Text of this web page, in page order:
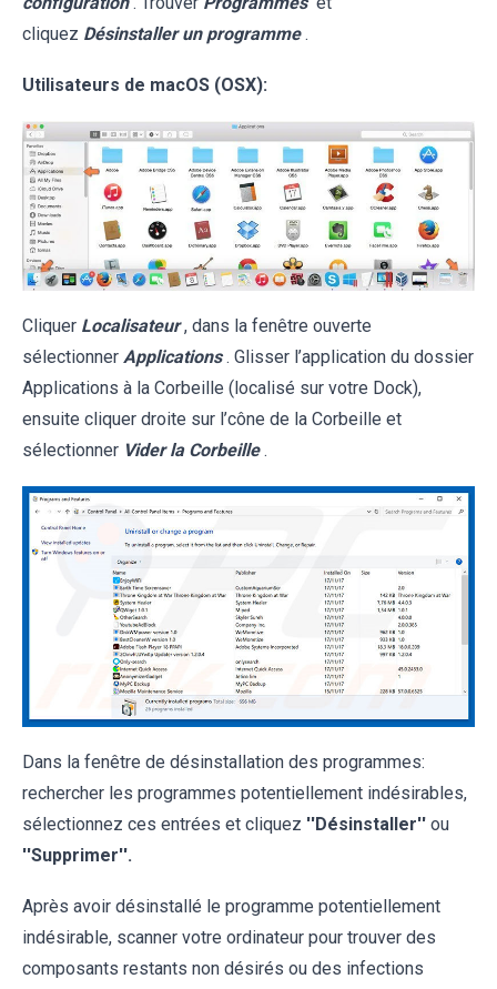
cliquez Désinstaller un programme .
Utilisateurs de macOS (OSX):
Cliquer Localisateur , dans la fenêtre ouverte
sélectionner Applications . Glisser l’application du dossier
Applications à la Corbeille (localisé sur votre Dock),
ensuite cliquer droite sur l’cône de la Corbeille et
sélectionner Vider la Corbeille .
Dans la fenêtre de désinstallation des programmes:
rechercher les programmes potentiellement indésirables,
sélectionnez ces entrées et cliquez ''Désinstaller'' ou
''Supprimer''.
Après avoir désinstallé le programme potentiellement
indésirable, scanner votre ordinateur pour trouver des
composants restants non désirés ou des infections